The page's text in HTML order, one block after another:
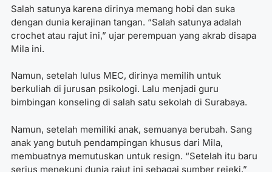
Salah satunya karena dirinya memang hobi dan suka
dengan dunia kerajinan tangan. “Salah satunya adalah
crochet atau rajut ini,” ujar perempuan yang akrab disapa
Mila ini.
Namun, setelah lulus MEC, dirinya memilih untuk
berkuliah di jurusan psikologi. Lalu menjadi guru
bimbingan konseling di salah satu sekolah di Surabaya.
Namun, setelah memiliki anak, semuanya berubah. Sang
anak yang butuh pendampingan khusus dari Mila,
membuatnya memutuskan untuk resign. “Setelah itu baru
serius menekuni dunia rajut ini sebagai sumber rejeki,”